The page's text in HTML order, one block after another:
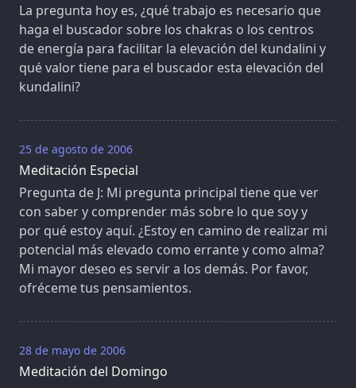
La pregunta hoy es, ¿qué trabajo es necesario que
haga el buscador sobre los chakras o los centros
de energía para facilitar la elevación del kundalini y
qué valor tiene para el buscador esta elevación del
kundalini?
25 de agosto de 2006
Meditación Especial
Pregunta de J: Mi pregunta principal tiene que ver
con saber y comprender más sobre lo que soy y
por qué estoy aquí. ¿Estoy en camino de realizar mi
potencial más elevado como errante y como alma?
Mi mayor deseo es servir a los demás. Por favor,
ofréceme tus pensamientos.
28 de mayo de 2006
Meditación del Domingo